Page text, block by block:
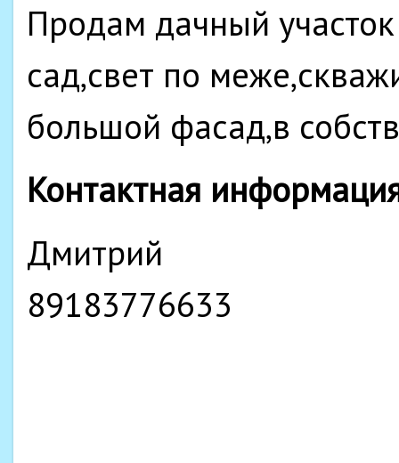
Продам дачный
сад,свет по
большой фасад,в
Контактная
Дмитрий
89183776633